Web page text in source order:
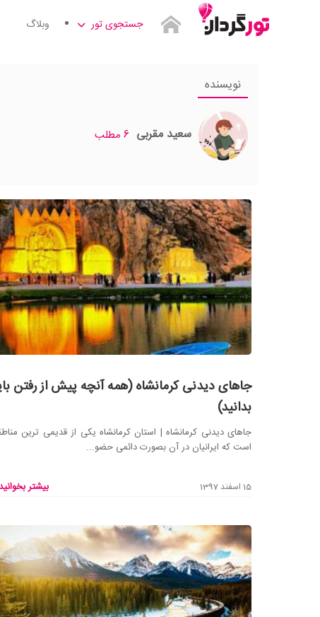
جستجوی تور وبلاگ
نویسنده
سعید مقربی 6 مطلب
جاهای دیدنی کرمانشاه (همه آنچه پیش از رفتن
بدانید)
جاهای دیدنی کرمانشاه | استان کرمانشاه یکی از قدیمی ترین
است که ایرانیان در آن بصورت دائمی حضو...
15 اسفند 1397 بیشتر